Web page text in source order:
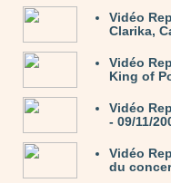
Vidéo
Clarika,
Vidéo
King of
Vidéo
- 09/11/
Vidéo
du